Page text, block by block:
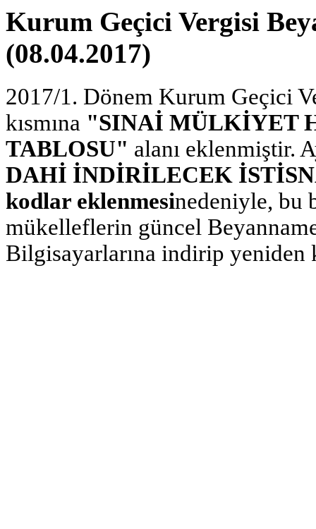
Kurum Geçici Vergisi
(08.04.2017)
2017/1. Dönem Kurum Geçici
kısmına "SINAİ MÜLKİYET
TABLOSU" alanı eklenmiştir.
DAHİ İNDİRİLECEK
kodlar eklenmesinedeniyle, bu
mükelleflerin güncel
Bilgisayarlarına indirip yeniden